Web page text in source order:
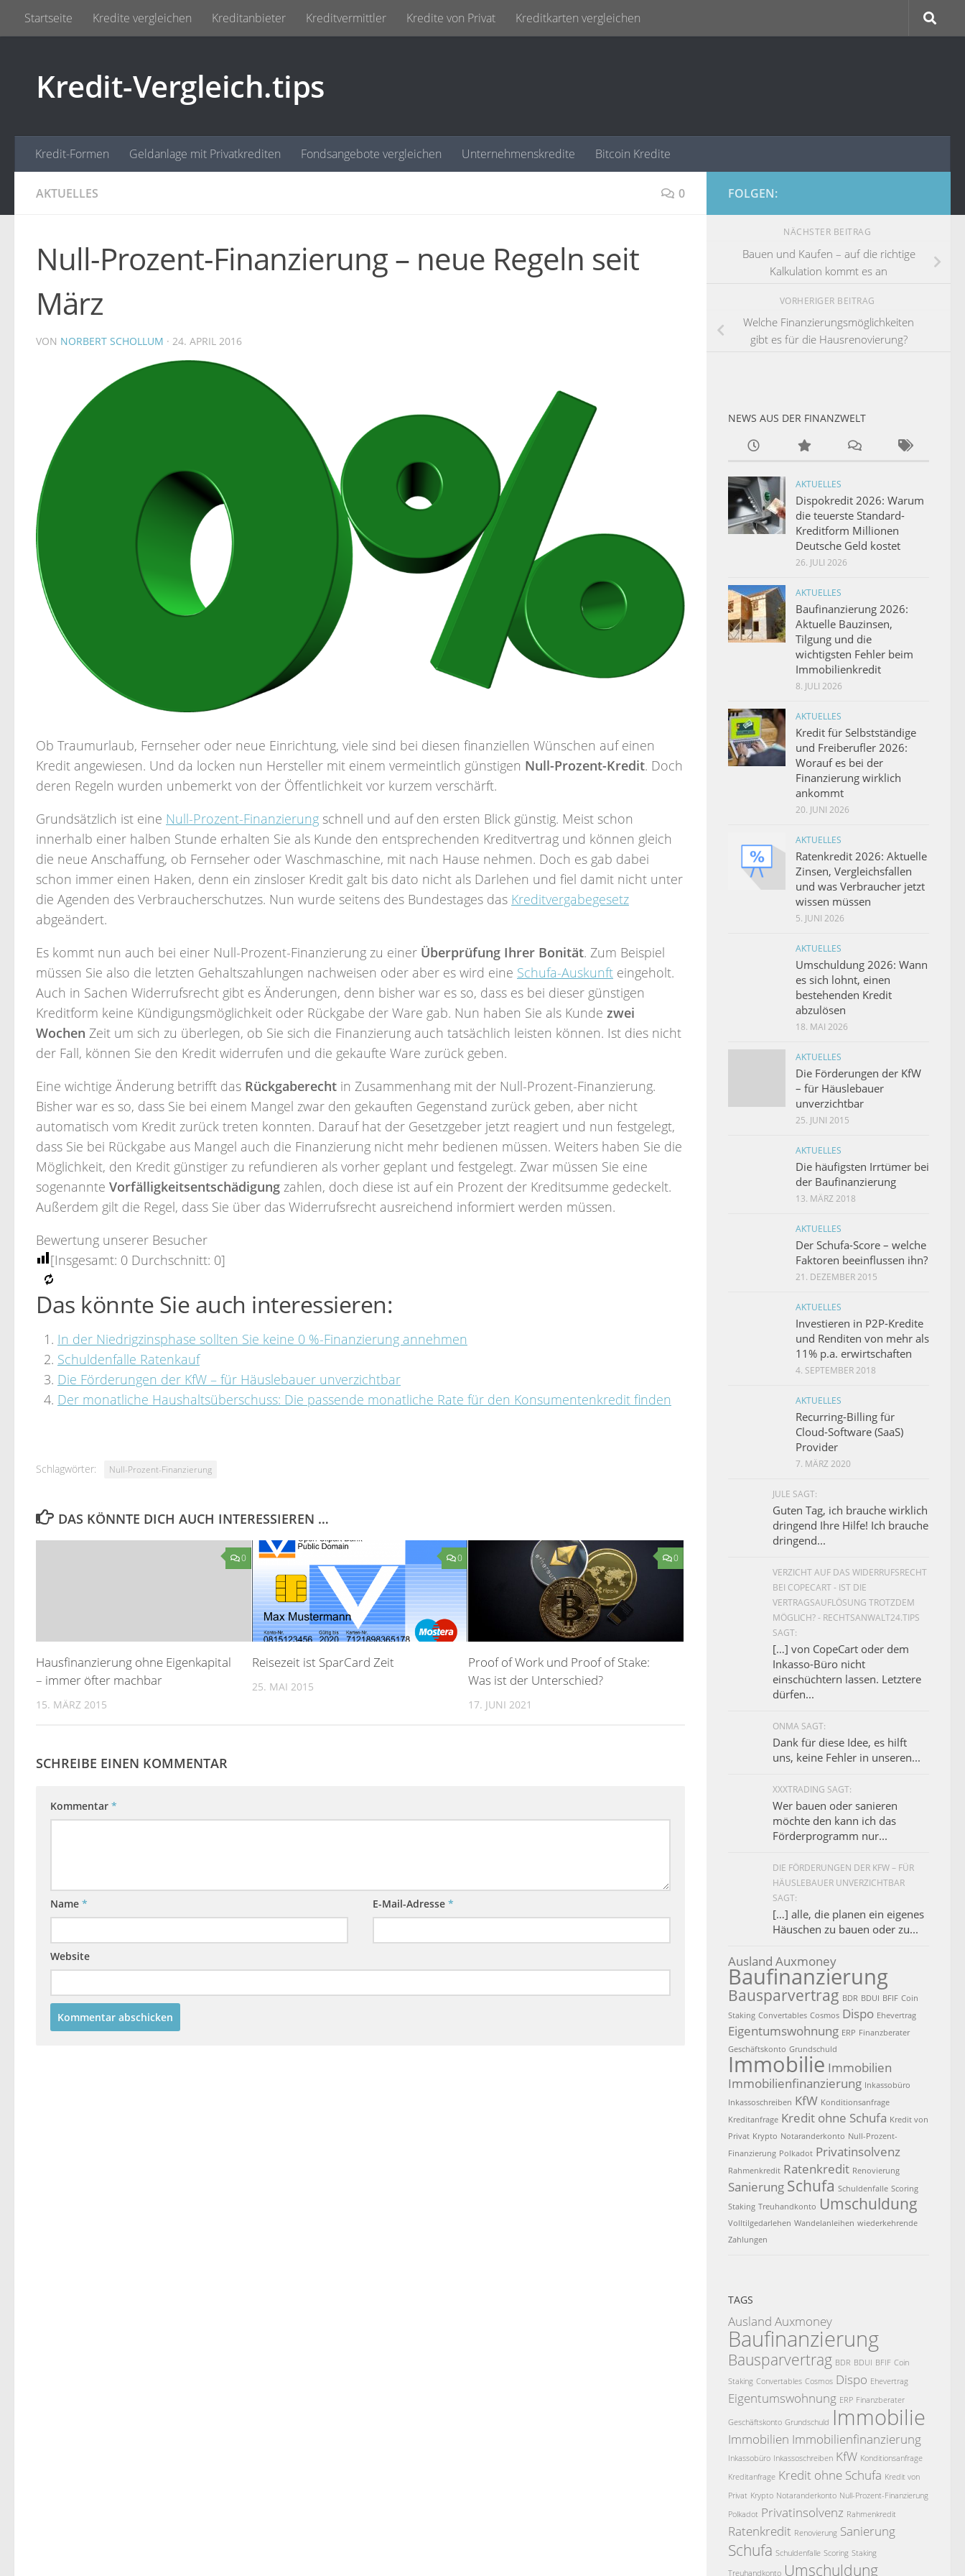
Zum Inhalt springen
Startseite Kredite vergleichen Kreditanbieter Kreditvermittler Kredite von Privat Kreditkarten vergleichen
Kredit-Vergleich.tips
Kredit-Formen Geldanlage mit Privatkrediten Fondsangebote vergleichen Unternehmenskredite Bitcoin Kredite
AKTUELLES 0
Null-Prozent-Finanzierung – neue Regeln seit
März
VON NORBERT SCHOLLUM · 24. APRIL 2016
Ob Traumurlaub, Fernseher oder neue Einrichtung, viele sind bei diesen finanziellen Wünschen auf einen
Kredit angewiesen. Und da locken nun Hersteller mit einem vermeintlich günstigen Null-Prozent-Kredit. Doch
deren Regeln wurden unbemerkt von der Öffentlichkeit vor kurzem verschärft.
Grundsätzlich ist eine Null-Prozent-Finanzierung schnell und auf den ersten Blick günstig. Meist schon
innerhalb einer halben Stunde erhalten Sie als Kunde den entsprechenden Kreditvertrag und können gleich
die neue Anschaffung, ob Fernseher oder Waschmaschine, mit nach Hause nehmen. Doch es gab dabei
schon immer einen Haken, denn ein zinsloser Kredit galt bis dato nicht als Darlehen und fiel damit nicht unter
die Agenden des Verbraucherschutzes. Nun wurde seitens des Bundestages das Kreditvergabegesetz
abgeändert.
Es kommt nun auch bei einer Null-Prozent-Finanzierung zu einer Überprüfung Ihrer Bonität. Zum Beispiel
müssen Sie also die letzten Gehaltszahlungen nachweisen oder aber es wird eine Schufa-Auskunft eingeholt.
Auch in Sachen Widerrufsrecht gibt es Änderungen, denn bisher war es so, dass es bei dieser günstigen
Kreditform keine Kündigungsmöglichkeit oder Rückgabe der Ware gab. Nun haben Sie als Kunde zwei
Wochen Zeit um sich zu überlegen, ob Sie sich die Finanzierung auch tatsächlich leisten können. Ist dies nicht
der Fall, können Sie den Kredit widerrufen und die gekaufte Ware zurück geben.
Eine wichtige Änderung betrifft das Rückgaberecht in Zusammenhang mit der Null-Prozent-Finanzierung.
Bisher war es so, dass Sie bei einem Mangel zwar den gekauften Gegenstand zurück geben, aber nicht
automatisch vom Kredit zurück treten konnten. Darauf hat der Gesetzgeber jetzt reagiert und nun festgelegt,
dass Sie bei Rückgabe aus Mangel auch die Finanzierung nicht mehr bedienen müssen. Weiters haben Sie die
Möglichkeit, den Kredit günstiger zu refundieren als vorher geplant und festgelegt. Zwar müssen Sie eine
sogenannte Vorfälligkeitsentschädigung zahlen, doch diese ist auf ein Prozent der Kreditsumme gedeckelt.
Außerdem gilt die Regel, dass Sie über das Widerrufsrecht ausreichend informiert werden müssen.
Bewertung unserer Besucher
[Insgesamt: 0 Durchschnitt: 0]
Das könnte Sie auch interessieren:
In der Niedrigzinsphase sollten Sie keine 0 %-Finanzierung annehmen
Schuldenfalle Ratenkauf
Die Förderungen der KfW – für Häuslebauer unverzichtbar
Der monatliche Haushaltsüberschuss: Die passende monatliche Rate für den Konsumentenkredit finden
Schlagwörter: Null-Prozent-Finanzierung
DAS KÖNNTE DICH AUCH INTERESSIEREN …
0
Hausfinanzierung ohne Eigenkapital
– immer öfter machbar
15. MÄRZ 2015
0
Reisezeit ist SparCard Zeit
25. MAI 2015
0
Proof of Work und Proof of Stake:
Was ist der Unterschied?
17. JUNI 2021
SCHREIBE EINEN KOMMENTAR
Kommentar *
Name * E-Mail-Adresse*
Website
FOLGEN:
NÄCHSTER BEITRAG
Bauen und Kaufen – auf die richtige
Kalkulation kommt es an
VORHERIGER BEITRAG
Welche Finanzierungsmöglichkeiten
gibt es für die Hausrenovierung?
NEWS AUS DER FINANZWELT
AKTUELLES
Dispokredit 2026: Warum
die teuerste Standard-
Kreditform Millionen
Deutsche Geld kostet
26. JULI 2026
AKTUELLES
Baufinanzierung 2026:
Aktuelle Bauzinsen,
Tilgung und die
wichtigsten Fehler beim
Immobilienkredit
8. JULI 2026
AKTUELLES
Kredit für Selbstständige
und Freiberufler 2026:
Worauf es bei der
Finanzierung wirklich
ankommt
20. JUNI 2026
AKTUELLES
Ratenkredit 2026: Aktuelle
Zinsen, Vergleichsfallen
und was Verbraucher jetzt
wissen müssen
5. JUNI 2026
AKTUELLES
Umschuldung 2026: Wann
es sich lohnt, einen
bestehenden Kredit
abzulösen
18. MAI 2026
AKTUELLES
Die Förderungen der KfW
– für Häuslebauer
unverzichtbar
25. JUNI 2015
AKTUELLES
Die häufigsten Irrtümer bei
der Baufinanzierung
13. MÄRZ 2018
AKTUELLES
Der Schufa-Score – welche
Faktoren beeinflussen ihn?
21. DEZEMBER 2015
AKTUELLES
Investieren in P2P-Kredite
und Renditen von mehr als
11% p.a. erwirtschaften
4. SEPTEMBER 2018
AKTUELLES
Recurring-Billing für
Cloud-Software (SaaS)
Provider
7. MÄRZ 2020
JULE SAGT:
Guten Tag, ich brauche wirklich
dringend Ihre Hilfe! Ich brauche
dringend...
VERZICHT AUF DAS WIDERRUFSRECHT
BEI COPECART - IST DIE
VERTRAGSAUFLÖSUNG TROTZDEM
MÖGLICH? - RECHTSANWALT24.TIPS
SAGT:
[…] von CopeCart oder dem
Inkasso-Büro nicht
einschüchtern lassen. Letztere
dürfen...
ONMA SAGT:
Dank für diese Idee, es hilft
uns, keine Fehler in unseren...
XXXTRADING SAGT:
Wer bauen oder sanieren
möchte den kann ich das
Förderprogramm nur...
DIE FÖRDERUNGEN DER KFW – FÜR
HÄUSLEBAUER UNVERZICHTBAR
SAGT:
[…] alle, die planen ein eigenes
Häuschen zu bauen oder zu...
Ausland Auxmoney
Baufinanzierung
Bausparvertrag BDR BDUI BFIF Coin
Staking Convertables Cosmos Dispo Ehevertrag
Eigentumswohnung ERP Finanzberater
Geschäftskonto Grundschuld
Immobilie Immobilien
Immobilienfinanzierung Inkassobüro
Inkassoschreiben KfW Konditionsanfrage
Kreditanfrage Kredit ohne Schufa Kredit von
Privat Krypto Notaranderkonto Null-Prozent-
Finanzierung Polkadot Privatinsolvenz
Rahmenkredit Ratenkredit Renovierung
Sanierung Schufa Schuldenfalle Scoring
Staking Treuhandkonto Umschuldung
Volltilgedarlehen Wandelanleihen wiederkehrende
Zahlungen
TAGS
Ausland Auxmoney
Baufinanzierung
Bausparvertrag BDR BDUI BFIF Coin
Staking Convertables Cosmos Dispo Ehevertrag
Eigentumswohnung ERP Finanzberater
Geschäftskonto Grundschuld Immobilie
Immobilien Immobilienfinanzierung
Inkassobüro Inkassoschreiben KfW Konditionsanfrage
Kreditanfrage Kredit ohne Schufa Kredit von
Privat Krypto Notaranderkonto Null-Prozent-Finanzierung
Polkadot Privatinsolvenz Rahmenkredit
Ratenkredit Renovierung Sanierung
Schufa Schuldenfalle Scoring Staking
Treuhandkonto Umschuldung